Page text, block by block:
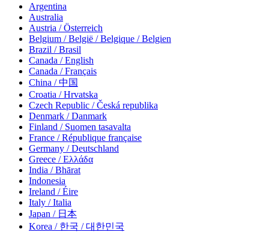
Argentina
Australia
Austria / Österreich
Belgium / België / Belgique / Belgien
Brazil / Brasil
Canada / English
Canada / Français
China / 中国
Croatia / Hrvatska
Czech Republic / Česká republika
Denmark / Danmark
Finland / Suomen tasavalta
France / République française
Germany / Deutschland
Greece / Ελλάδα
India / Bhārat
Indonesia
Ireland / Éire
Italy / Italia
Japan / 日本
Korea / 한국 / 대한민국